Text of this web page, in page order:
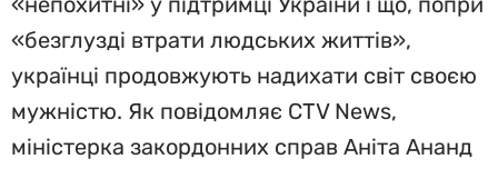
«безглузді втрати людських життів»,
українці продовжують надихати світ своєю
мужністю. Як повідомляє CTV News,
міністерка закордонних справ Аніта Ананд